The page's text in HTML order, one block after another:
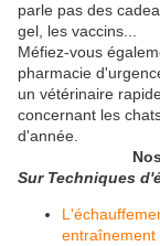
parle pas des
gel, les vaccins...
Méfiez-vous
pharmacie
un vétérinaire
concernant les
d'année.
Sur Techniques
entraînement